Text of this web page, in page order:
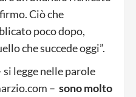
Ciò che
poco dopo,
che succede oggi”.
si legge nelle parole
– sono molto